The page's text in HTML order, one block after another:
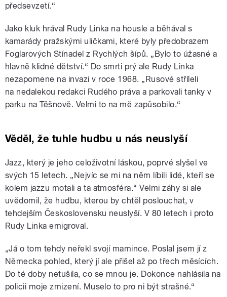
předsevzetí.“
Jako kluk hrával Rudy Linka na housle a běhával s
kamarády pražskými uličkami, které byly předobrazem
Foglarových Stínadel z Rychlých šípů. „Bylo to úžasné a
hlavně klidné dětství.“ Do smrti prý ale Rudy Linka
nezapomene na invazi v roce 1968. „Rusové stříleli
na nedalekou redakci Rudého práva a parkovali tanky v
parku na Těšnově. Velmi to na mě zapůsobilo.“
Věděl, že tuhle hudbu u nás neuslyší
Jazz, který je jeho celoživotní láskou, poprvé slyšel ve
svých 15 letech. „Nejvíc se mi na něm líbili lidé, kteří se
kolem jazzu motali a ta atmosféra.“ Velmi záhy si ale
uvědomil, že hudbu, kterou by chtěl poslouchat, v
tehdejším Československu neuslyší. V 80 letech i proto
Rudy Linka emigroval.
„Já o tom tehdy neřekl svojí mamince. Poslal jsem jí z
Německa pohled, který jí ale přišel až po třech měsících.
Do té doby netušila, co se mnou je. Dokonce nahlásila na
policii moje zmizení. Muselo to pro ni být strašné.“